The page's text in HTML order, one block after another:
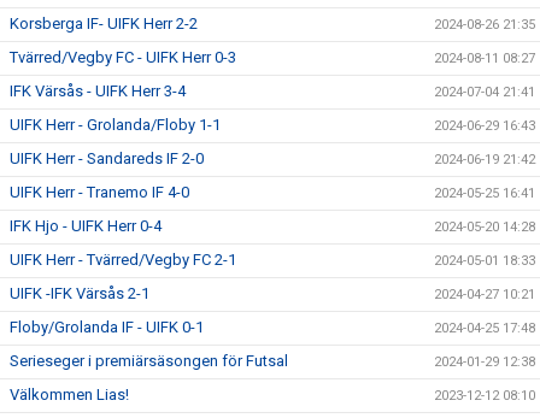
Korsberga IF- UIFK Herr 2-2 2024-08-26 21:35
Tvärred/Vegby FC - UIFK Herr 0-3 2024-08-11 08:27
IFK Värsås - UIFK Herr 3-4 2024-07-04 21:41
UIFK Herr - Grolanda/Floby 1-1 2024-06-29 16:43
UIFK Herr - Sandareds IF 2-0 2024-06-19 21:42
UIFK Herr - Tranemo IF 4-0 2024-05-25 16:41
IFK Hjo - UIFK Herr 0-4 2024-05-20 14:28
UIFK Herr - Tvärred/Vegby FC 2-1 2024-05-01 18:33
UIFK -IFK Värsås 2-1 2024-04-27 10:21
Floby/Grolanda IF - UIFK 0-1 2024-04-25 17:48
Serieseger i premiärsäsongen för Futsal 2024-01-29 12:38
Välkommen Lias! 2023-12-12 08:10